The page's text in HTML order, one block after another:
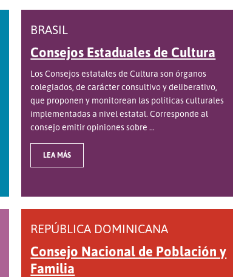
BRASIL
Consejos Estaduales de Cultura
Los Consejos estatales de Cultura son órganos
colegiados, de carácter consultivo y deliberativo,
que proponen y monitorean las políticas culturales
implementadas a nivel estatal. Corresponde al
consejo emitir opiniones sobre ...
LEA MÁS
REPÚBLICA DOMINICANA
Consejo Nacional de Población y
Familia